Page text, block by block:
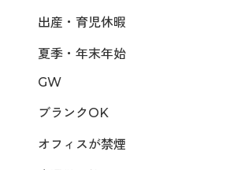
出産・育児休暇
夏季・年末年始
GW
ブランクOK
オフィスが禁煙